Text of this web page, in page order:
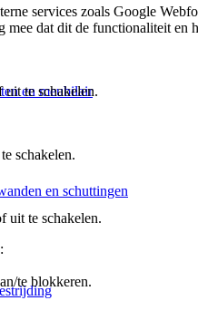
en meubilair
en schuttingen
services zoals Google
mee dat dit de functionaliteit
te schakelen.
schakelen.
uit te schakelen.
te blokkeren.